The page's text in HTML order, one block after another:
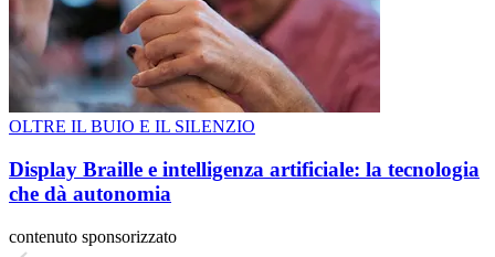
OLTRE IL BUIO E IL SILENZIO
Display Braille e intelligenza artificiale: la tecnologia
che dà autonomia
contenuto sponsorizzato